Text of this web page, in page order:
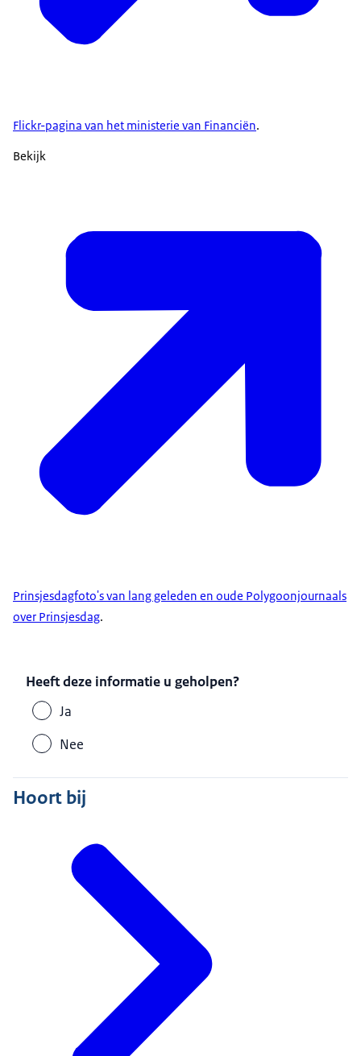
Flickr-pagina van het ministerie van Financiën.
Bekijk
Prinsjesdagfoto's van lang geleden en oude Polygoonjournaals
over Prinsjesdag.
Heeft deze informatie u geholpen?
Ja
Nee
Hoort bij